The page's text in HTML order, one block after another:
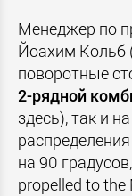
Менеджер по
Йоахим Кольб
поворотные
2-рядной
здесь), так и на
на 90
propelled to the